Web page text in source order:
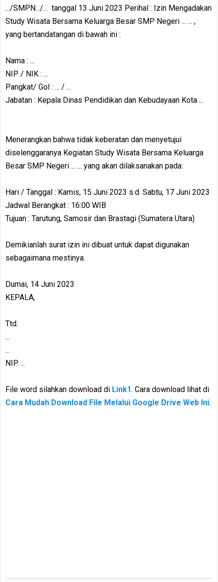
.../SMPN.../... tanggal 13 Juni 2023 Perihal : Izin Mengadakan
Study Wisata Bersama Keluarga Besar SMP Negeri ... ... ,
yang bertandatangan di bawah ini :
Nama : ...
NIP / NIK : ...
Pangkat/ Gol : ... / ...
Jabatan : Kepala Dinas Pendidikan dan Kebudayaan Kota ...
Menerangkan bahwa tidak keberatan dan menyetujui
diselenggaranya Kegiatan Study Wisata Bersama Keluarga
Besar SMP Negeri ... ... yang akan dilaksanakan pada:
Hari / Tanggal : Kamis, 15 Juni 2023 s.d. Sabtu, 17 Juni 2023
Jadwal Berangkat : 16:00 WIB
Tujuan : Tarutung, Samosir dan Brastagi (Sumatera Utara)
Demikianlah surat izin ini dibuat untuk dapat digunakan
sebagaimana mestinya.
Dumai, 14 Juni 2023
KEPALA,
Ttd.
...
...
NIP. ...
File word silahkan download di Link1. Cara download lihat di
Cara Mudah Download File Melalui Google Drive Web Ini.